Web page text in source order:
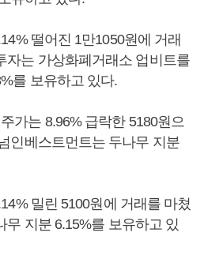
떨어진 1만1050원에 거래
자는 가상화폐거래소 업비트를
를 보유하고 있다.
가는 8.96% 급락한 5180원으
인베스트먼트는 두나무 지분
밀린 5100원에 거래를 마쳤
무 지분 6.15%를 보유하고 있